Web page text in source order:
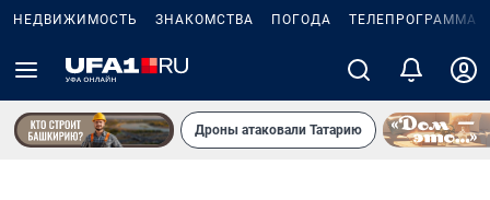
НЕДВИЖИМОСТЬ ЗНАКОМСТВА ПОГОДА ТЕЛЕПРОГРАММА
Дроны атаковали Татарию